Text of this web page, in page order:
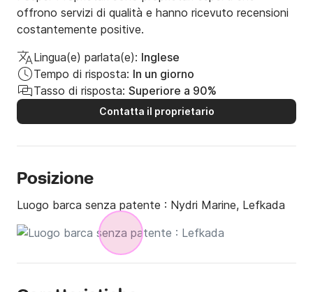
offrono servizi di qualità e hanno ricevuto recensioni
costantemente positive.
Lingua(e) parlata(e): Inglese
Tempo di risposta: In un giorno
Tasso di risposta: Superiore a 90%
Contatta il proprietario
Posizione
Luogo barca senza patente : Nydri Marine, Lefkada